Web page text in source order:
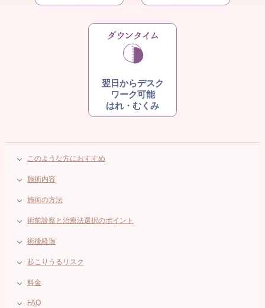
翌日からデスク
ワーク可能
はれ・むくみ
このような方におすすめ
施術内容
施術の方法
術前診察と治療法選択のポイント
術後経過
起こりうるリスク
料金
FAQ